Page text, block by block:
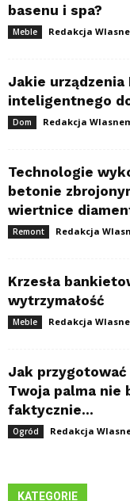
basenu i spa?
Meble Redakcja
Jakie
inteligentnego
Dom Redakcja
Technologie
betonie
wiertnice
Remont Redakcja
Krzesła
wytrzymałość
Meble Redakcja
Jak
Twoja palma nie
faktycznie...
Ogród Redakcja
KATEGORIE